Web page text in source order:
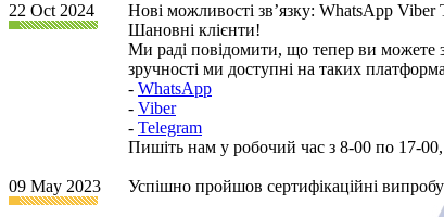
22 Oct 2024
Нові можливості звʼязку: WhatsApp Viber
Шановні клієнти!
Ми раді повідомити, що тепер ви можете
зручності ми доступні на таких
- WhatsApp
- Viber
- Telegram
Пишіть нам у робочий час з 8-00 по 17-
09 May 2023 Успішно пройшов сертифікаційні